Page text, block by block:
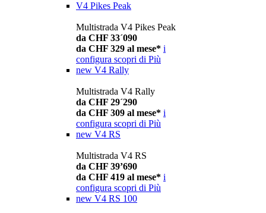
V4 Pikes Peak
Multistrada V4 Pikes Peak
da CHF 33´090
da CHF 329 al mese* i
configura scopri di Più
new V4 Rally
Multistrada V4 Rally
da CHF 29´290
da CHF 309 al mese* i
configura scopri di Più
new V4 RS
Multistrada V4 RS
da CHF 39’690
da CHF 419 al mese* i
configura scopri di Più
new V4 RS 100